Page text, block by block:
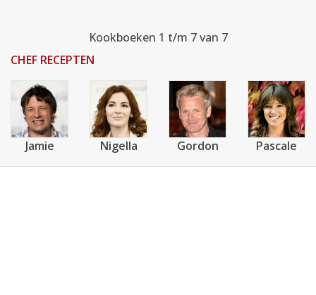
Kookboeken 1 t/m 7 van 7
CHEF RECEPTEN
Jamie Nigella Gordon Pascale